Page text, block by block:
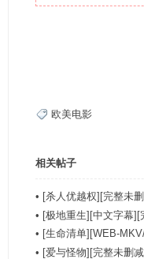
欧美电影
相关帖子
• [杀人优越权][完整未
• [极地重生][中文字幕][
• [生命清单][WEB-
• [爱与怪物][完整未删